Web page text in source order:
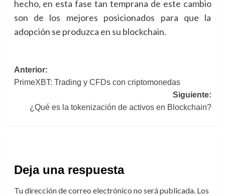
hecho, en esta fase tan temprana de este cambio
son de los mejores posicionados para que la
adopción se produzca en su blockchain.
Navegación
de
entradas
Anterior:
PrimeXBT: Trading y CFDs con criptomonedas
Siguiente:
¿Qué es la tokenización de activos en Blockchain?
Deja una respuesta
Tu dirección de correo electrónico no será publicada. Los